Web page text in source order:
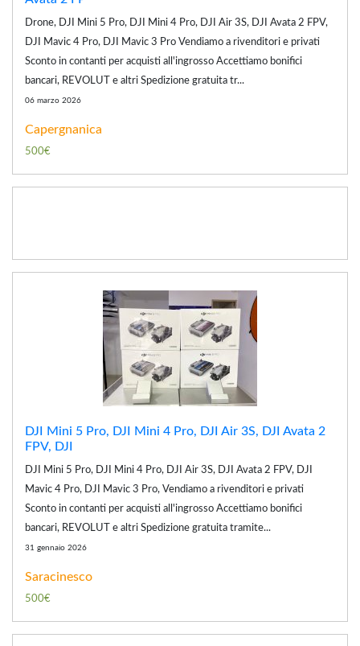
Drone, DJI Mini 5 Pro, DJI Mini 4 Pro, DJI Air 3S, DJI Avata 2 FPV,
DJI Mavic 4 Pro, DJI Mavic 3 Pro Vendiamo a rivenditori e privati
Sconto in contanti per acquisti all'ingrosso Accettiamo bonifici
bancari, REVOLUT e altri Spedizione gratuita tr...
06 marzo 2026
Capergnanica
500€
DJI Mini 5 Pro, DJI Mini 4 Pro, DJI Air 3S, DJI Avata 2
FPV, DJI
DJI Mini 5 Pro, DJI Mini 4 Pro, DJI Air 3S, DJI Avata 2 FPV, DJI
Mavic 4 Pro, DJI Mavic 3 Pro, Vendiamo a rivenditori e privati
Sconto in contanti per acquisti all'ingrosso Accettiamo bonifici
bancari, REVOLUT e altri Spedizione gratuita tramite...
31 gennaio 2026
Saracinesco
500€